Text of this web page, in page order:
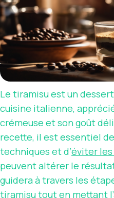
Le tiramisu est un
cuisine italienne,
crémeuse et son goût
recette, il est essentiel
techniques et d’éviter
peuvent altérer le
guidera à travers les
tiramisu tout en mettant